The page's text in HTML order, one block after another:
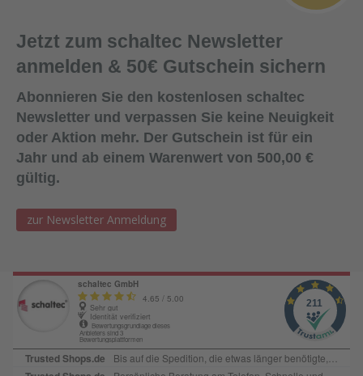
Jetzt zum schaltec Newsletter
anmelden & 50€ Gutschein sichern
Abonnieren Sie den kostenlosen schaltec
Newsletter und verpassen Sie keine Neuigkeit
oder Aktion mehr. Der Gutschein ist für ein
Jahr und ab einem Warenwert von 500,00 €
gültig.
zur Newsletter Anmeldung